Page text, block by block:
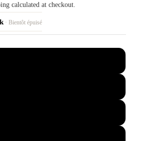
calculated at checkout.
· Bientôt épuisé